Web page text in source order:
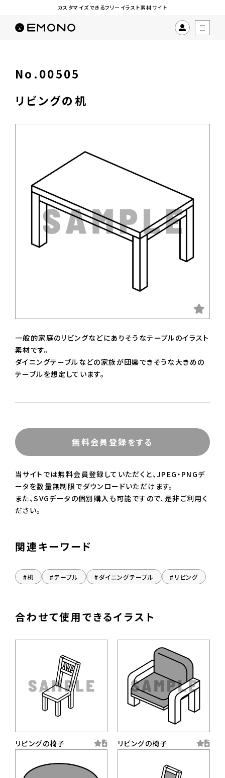
カスタマイズできるフリーイラスト素材サイト
No.00505
リビングの机
一般的家庭のリビングなどにありそうなテーブルのイラスト
素材です。
ダイニングテーブルなどの家族が団欒できそうな大きめの
テーブルを想定しています。
無料会員登録をする
当サイトでは無料会員登録していただくと、JPEG・PNGデ
ータを数量無制限でダウンロードいただけます。
また、SVGデータの個別購入も可能ですので、是非ご利用く
ださい。
関連キーワード
#机 #テーブル #ダイニングテーブル #リビング
合わせて使用できるイラスト
リビングの椅子 リビングの椅子